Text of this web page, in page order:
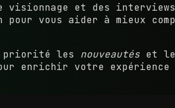
visionnage et des
vous aider à mieux
priorité les nouveautés et
enrichir votre expérience